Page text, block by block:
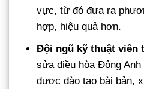
vực, từ đó đưa ra
hợp, hiệu quả hơn.
Đội ngũ kỹ thuật viên
sửa điều hòa Đông
được đào tạo bài bản,